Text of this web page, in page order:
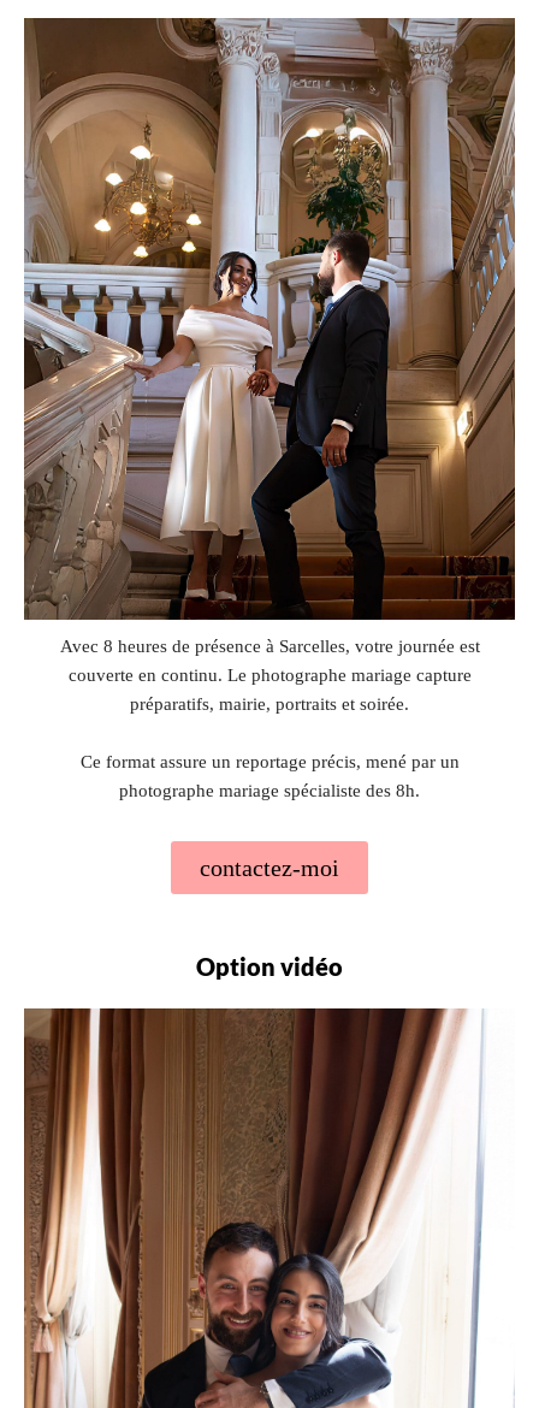
Avec 8 heures de présence à Sarcelles, votre journée est
couverte en continu. Le photographe mariage capture
préparatifs, mairie, portraits et soirée.
Ce format assure un reportage précis, mené par un
photographe mariage spécialiste des 8h.
contactez-moi
Option vidéo